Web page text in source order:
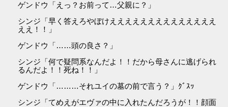
ゲンドウ「えっ？お前って…父親に？」
シンジ「早く答えろやぼけええええええええええええええ
ええ！！」
ゲンドウ「……頭の良さ？」
シンジ「何で疑問系なんだよ！！だから母さんに逃げられ
るんだよ！！死ね！！」
ゲンドウ「………それユイの墓の前で言う？」ｸﾞｽｯ
シンジ「てめえがエヴァの中に入れたんだろうが！！顔面